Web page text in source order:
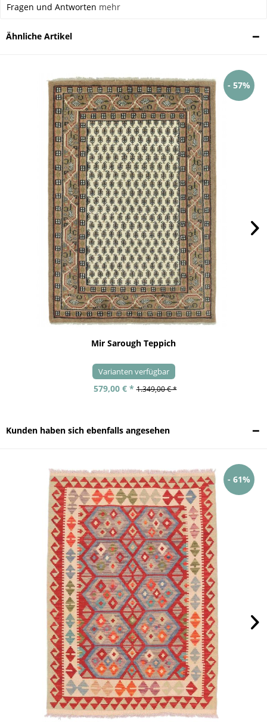
Fragen und Antworten mehr
Ähnliche Artikel
- 57%
Mir Sarough Teppich
Varianten verfügbar
579,00 € * 1.349,00 € *
Kunden haben sich ebenfalls angesehen
- 61%